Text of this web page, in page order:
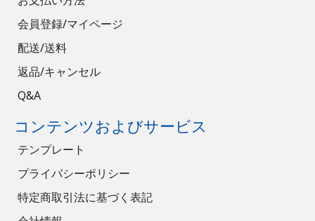
会員登録/マイページ
配送/送料
返品/キャンセル
Q&A
コンテンツおよびサービス
テンプレート
プライバシーポリシー
特定商取引法に基づく表記